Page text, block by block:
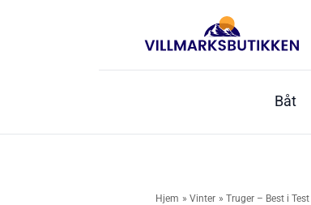
Båt
Hjem Vinter Truger – Best i